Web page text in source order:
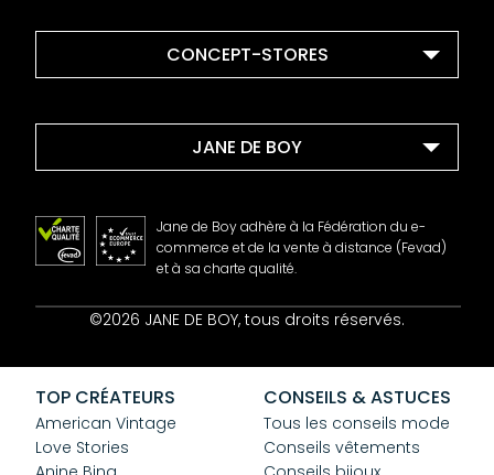
CONCEPT-STORES
JANE DE BOY
Contact
CGV
Confidentialité
Cookies
Jane de Boy adhère à la Fédération du e-
commerce et de la vente à distance (Fevad)
et à sa charte qualité.
©2026 JANE DE BOY, tous droits réservés.
TOP CRÉATEURS
American Vintage
Love Stories
CONSEILS & ASTUCES
Tous les conseils mode
Conseils vêtements